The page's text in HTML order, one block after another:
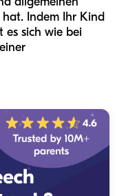
Indem Ihr Kind
es sich wie bei